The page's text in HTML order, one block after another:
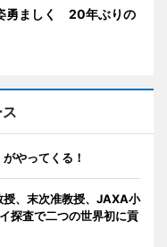
勇ましく 20年ぶりの
やってくる！
授、末次准教授、JAXA小
探査で二つの世界初に貢